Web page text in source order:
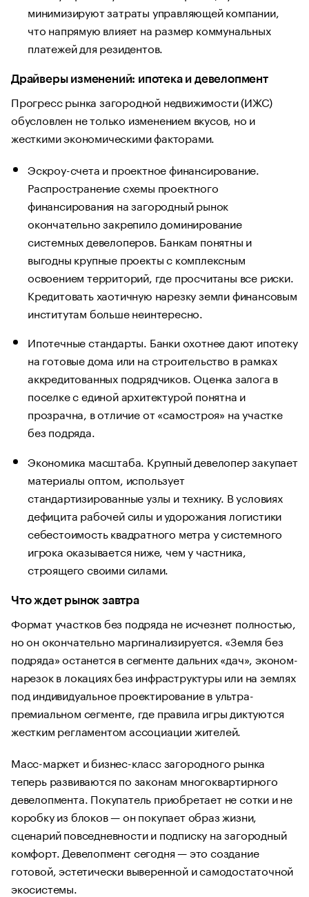
минимизируют затраты управляющей компании,
что напрямую влияет на размер коммунальных
платежей для резидентов.
Драйверы изменений: ипотека и девелопмент
Прогресс рынка загородной недвижимости (ИЖС)
обусловлен не только изменением вкусов, но и
жесткими экономическими факторами.
Эскроу-счета и проектное финансирование.
Распространение схемы проектного
финансирования на загородный рынок
окончательно закрепило доминирование
системных девелоперов. Банкам понятны и
выгодны крупные проекты с комплексным
освоением территорий, где просчитаны все риски.
Кредитовать хаотичную нарезку земли финансовым
институтам больше неинтересно.
Ипотечные стандарты. Банки охотнее дают ипотеку
на готовые дома или на строительство в рамках
аккредитованных подрядчиков. Оценка залога в
поселке с единой архитектурой понятна и
прозрачна, в отличие от «самостроя» на участке
без подряда.
Экономика масштаба. Крупный девелопер закупает
материалы оптом, использует
стандартизированные узлы и технику. В условиях
дефицита рабочей силы и удорожания логистики
себестоимость квадратного метра у системного
игрока оказывается ниже, чем у частника,
строящего своими силами.
Что ждет рынок завтра
Формат участков без подряда не исчезнет полностью,
но он окончательно маргинализируется. «Земля без
подряда» останется в сегменте дальних «дач», эконом-
нарезок в локациях без инфраструктуры или на землях
под индивидуальное проектирование в ультра-
премиальном сегменте, где правила игры диктуются
жестким регламентом ассоциации жителей.
Масс-маркет и бизнес-класс загородного рынка
теперь развиваются по законам многоквартирного
девелопмента. Покупатель приобретает не сотки и не
коробку из блоков — он покупает образ жизни,
сценарий повседневности и подписку на загородный
комфорт. Девелопмент сегодня — это создание
готовой, эстетически выверенной и самодостаточной
экосистемы.